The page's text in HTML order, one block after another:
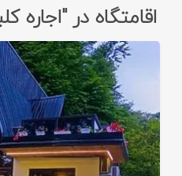
اقامتگاه در "اجاره